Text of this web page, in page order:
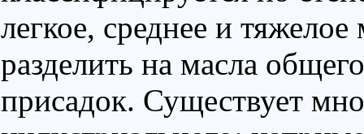
легкое, среднее и
разделить на масла
присадок. Существует